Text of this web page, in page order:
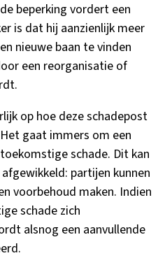
beperking vordert een
is dat hij aanzienlijk meer
nieuwe baan te vinden
een reorganisatie of
op hoe deze schadepost
gaat immers om een
schade. Dit kan
partijen kunnen
voorbehoud maken. Indien
schade zich
alsnog een aanvullende